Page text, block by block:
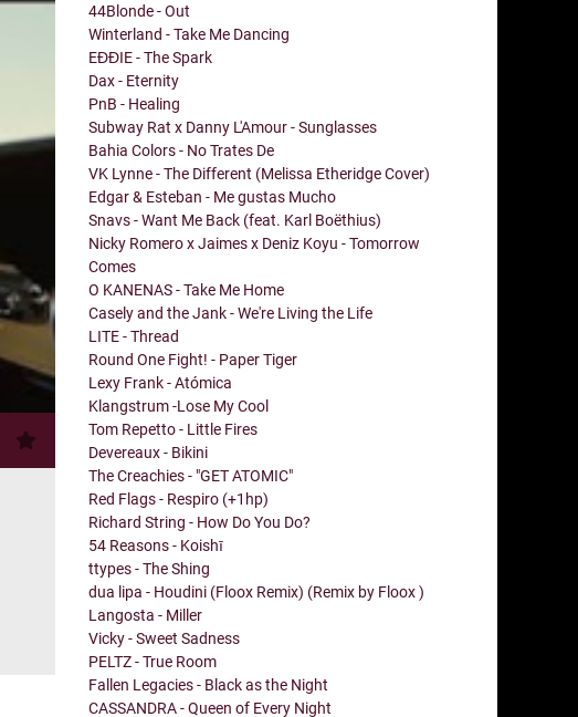
44Blonde - Out
Winterland - Take Me Dancing
EĐĐIE - The Spark
Dax - Eternity
PnB - Healing
Subway Rat x Danny L'Amour - Sunglasses
Bahia Colors - No Trates De
VK Lynne - The Different (Melissa Etheridge Cover)
Edgar & Esteban - Me gustas Mucho
Snavs - Want Me Back (feat. Karl Boëthius)
Nicky Romero x Jaimes x Deniz Koyu - Tomorrow
Comes
O KANENAS - Take Me Home
Casely and the Jank - We're Living the Life
LITE - Thread
Round One Fight! - Paper Tiger
Lexy Frank - Atómica
Klangstrum -Lose My Cool
Tom Repetto - Little Fires
Devereaux - Bikini
The Creachies - "GET ATOMIC"
Red Flags - Respiro (+1hp)
Richard String - How Do You Do?
54 Reasons - Koishī
ttypes - The Shing
dua lipa - Houdini (Floox Remix) (Remix by Floox )
Langosta - Miller
Vicky - Sweet Sadness
PELTZ - True Room
Fallen Legacies - Black as the Night
CASSANDRA - Queen of Every Night